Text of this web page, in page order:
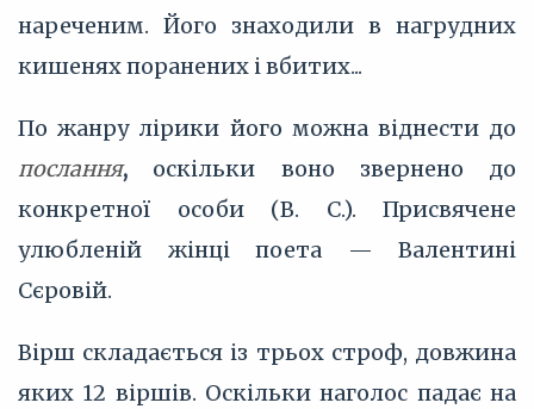
нареченим. Його знаходили в нагрудних
кишенях поранених і вбитих...
По жанру лірики його можна віднести до
послання, оскільки воно звернено до
конкретної особи (В. С.). Присвячене
улюбленій жінці поета — Валентині
Сєровій.
Вірш складається із трьох строф, довжина
яких 12 віршів. Оскільки наголос падає на